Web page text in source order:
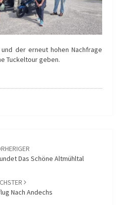
der erneut hohen Nachfrage
Tuckeltour geben.
Das Schöne Altmühltal
Nach Andechs